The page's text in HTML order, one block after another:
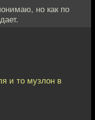
но как по
и то музлон в